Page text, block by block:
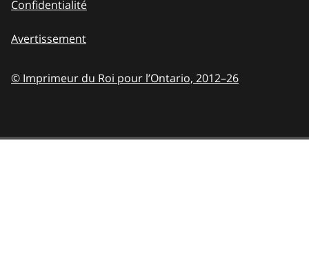
Confidentialité
Avertissement
© Imprimeur du Roi pour l’Ontario, 2012–26